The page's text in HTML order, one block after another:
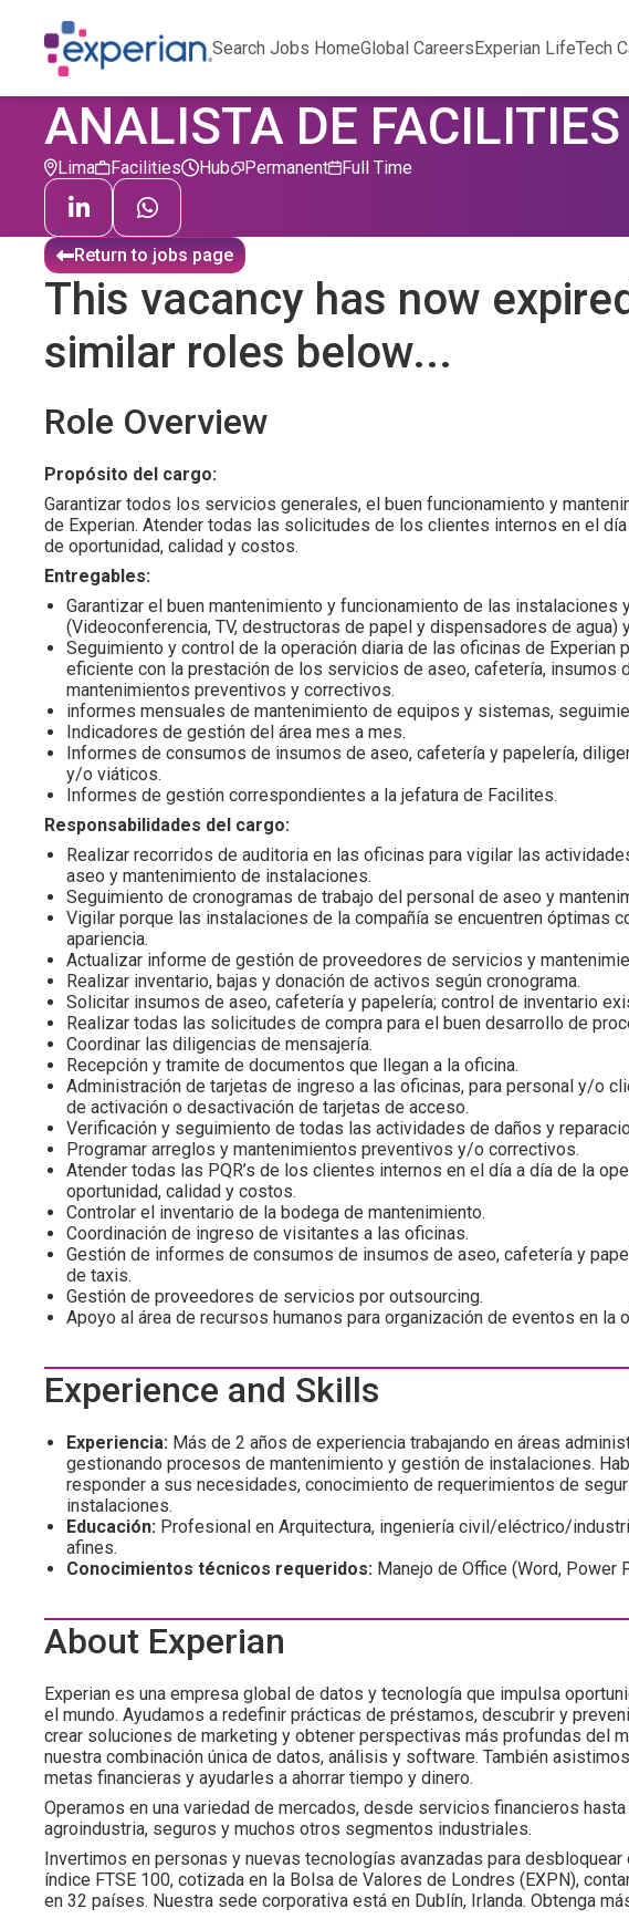
Search Jobs HomeGlobal CareersExperian LifeTech
ANALISTA DE FACILITIES
Lima Facilities Permanent
Hub Full Time
Return to jobs page
This vacancy has now
similar roles below...
Role Overview
Propósito del cargo:
Garantizar todos los servicios generales, el buen funcionamiento y
de Experian. Atender todas las solicitudes de los clientes internos en el
de oportunidad, calidad y costos.
Entregables:
Garantizar el buen mantenimiento y funcionamiento de las
(Videoconferencia, TV, destructoras de papel y dispensadores de agua)
Seguimiento y control de la operación diaria de las oficinas de Experian
eficiente con la prestación de los servicios de aseo, cafetería, insumos
mantenimientos preventivos y correctivos.
informes mensuales de mantenimiento de equipos y sistemas,
Indicadores de gestión del área mes a mes.
Informes de consumos de insumos de aseo, cafetería y papelería,
y/o viáticos.
Informes de gestión correspondientes a la jefatura de Facilites.
Responsabilidades del cargo:
Realizar recorridos de auditoria en las oficinas para vigilar las
aseo y mantenimiento de instalaciones.
Seguimiento de cronogramas de trabajo del personal de aseo y
Vigilar porque las instalaciones de la compañía se encuentren óptimas
apariencia.
Actualizar informe de gestión de proveedores de servicios y
Realizar inventario, bajas y donación de activos según cronograma.
Solicitar insumos de aseo, cafetería y papelería; control de inventario
Realizar todas las solicitudes de compra para el buen desarrollo de
Coordinar las diligencias de mensajería.
Recepción y tramite de documentos que llegan a la oficina.
Administración de tarjetas de ingreso a las oficinas, para personal y/o
de activación o desactivación de tarjetas de acceso.
Verificación y seguimiento de todas las actividades de daños y
Programar arreglos y mantenimientos preventivos y/o correctivos.
Atender todas las PQR’s de los clientes internos en el día a día de la
oportunidad, calidad y costos.
Controlar el inventario de la bodega de mantenimiento.
Coordinación de ingreso de visitantes a las oficinas.
Gestión de informes de consumos de insumos de aseo, cafetería y
de taxis.
Gestión de proveedores de servicios por outsourcing.
Apoyo al área de recursos humanos para organización de eventos en la
Experience and Skills
Experiencia: Más de 2 años de experiencia trabajando en áreas
gestionando procesos de mantenimiento y gestión de instalaciones.
responder a sus necesidades, conocimiento de requerimientos de
instalaciones.
Educación: Profesional en Arquitectura, ingeniería civil/eléctrico/
afines.
Conocimientos técnicos requeridos: Manejo de Office (Word, Power
About Experian
Experian es una empresa global de datos y tecnología que impulsa
el mundo. Ayudamos a redefinir prácticas de préstamos, descubrir y
crear soluciones de marketing y obtener perspectivas más profundas del
nuestra combinación única de datos, análisis y software. También
metas financieras y ayudarles a ahorrar tiempo y dinero.
Operamos en una variedad de mercados, desde servicios financieros
agroindustria, seguros y muchos otros segmentos industriales.
Invertimos en personas y nuevas tecnologías avanzadas para
índice FTSE 100, cotizada en la Bolsa de Valores de Londres (EXPN),
en 32 países. Nuestra sede corporativa está en Dublín, Irlanda. Obtenga